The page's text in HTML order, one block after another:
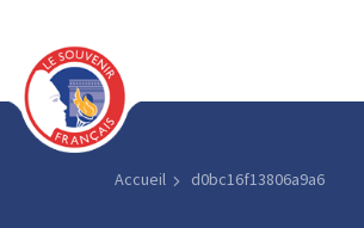
Accueil d0bc16f13806a9a6